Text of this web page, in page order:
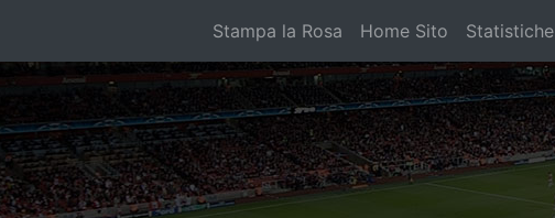
Stampa la Rosa Home Sito Statistiche